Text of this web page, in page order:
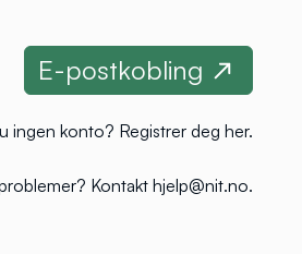
ingen konto? Registrer deg her.
Kontakt hjelp@nit.no.